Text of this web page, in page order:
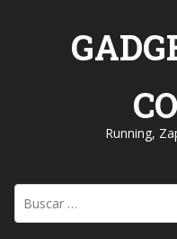
Running,